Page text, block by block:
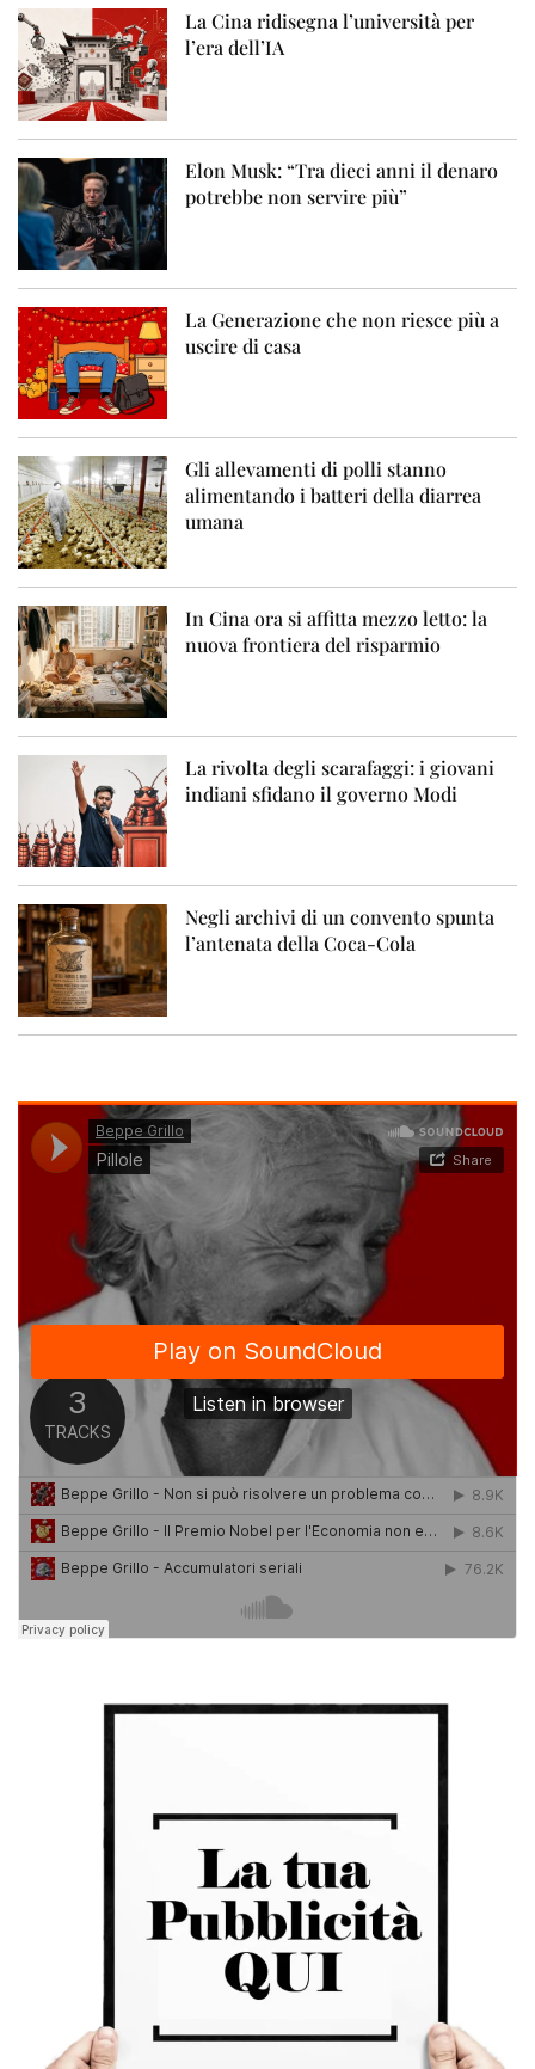
La Cina ridisegna l’università per
l’era dell’IA
Elon Musk: “Tra dieci anni il denaro
potrebbe non servire più”
La Generazione che non riesce più a
uscire di casa
Gli allevamenti di polli stanno
alimentando i batteri della diarrea
umana
In Cina ora si affitta mezzo letto: la
nuova frontiera del risparmio
La rivolta degli scarafaggi: i giovani
indiani sfidano il governo Modi
Negli archivi di un convento spunta
l’antenata della Coca-Cola